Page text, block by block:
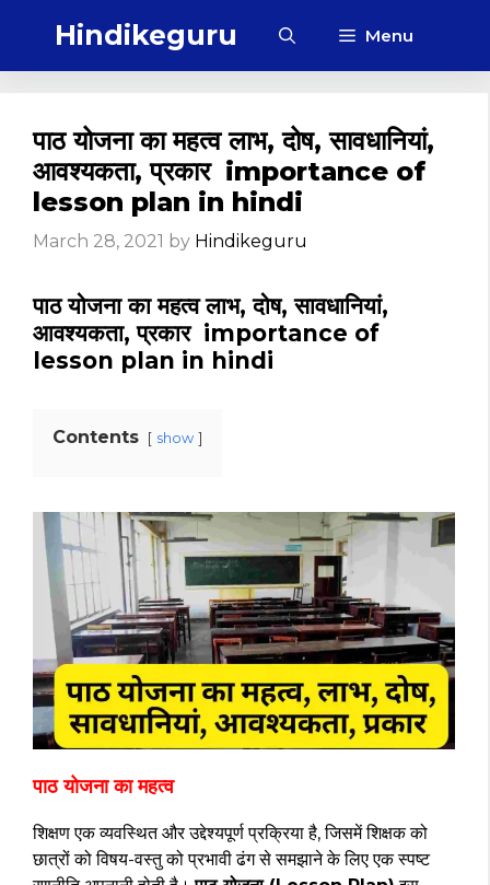
Hindikeguru Menu
पाठ योजना का महत्व लाभ, दोष, सावधानियां,
आवश्यकता, प्रकार importance of
lesson plan in hindi
March 28, 2021 by Hindikeguru
पाठ योजना का महत्व लाभ, दोष, सावधानियां,
आवश्यकता, प्रकार importance of
lesson plan in hindi
Contents show
पाठ योजना का महत्व
शिक्षण एक व्यवस्थित और उद्देश्यपूर्ण प्रक्रिया है, जिसमें शिक्षक को
छात्रों को विषय-वस्तु को प्रभावी ढंग से समझाने के लिए एक स्पष्ट